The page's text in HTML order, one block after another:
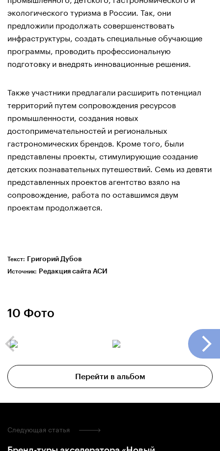
экологического туризма в России. Так, они
предложили продолжать совершенствовать
инфраструктуры, создать специальные обучающие
программы, проводить профессиональную
подготовку и внедрять инновационные решения.
Также участники предлагали расширить потенциал
территорий путем сопровождения ресурсов
промышленности, создания новых
достопримечательностей и региональных
гастрономических брендов. Кроме того, были
представлены проекты, стимулирующие создание
детских познавательных путешествий. Семь из девяти
представленных проектов агентство взяло на
сопровождение, работа по оставшимся двум
проектам продолжается.
Текст: Григорий Дубов
Источник: Редакция сайта АСИ
10 Фото
Перейти в альбом
Следующая статья